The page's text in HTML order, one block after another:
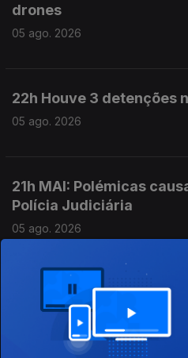
drones
05 ago. 2026
22h Houve 3 detenções
05 ago. 2026
21h MAI: Polémicas
Polícia Judiciária
05 ago. 2026
20h Governo contra
na imigração
05 ago. 2026